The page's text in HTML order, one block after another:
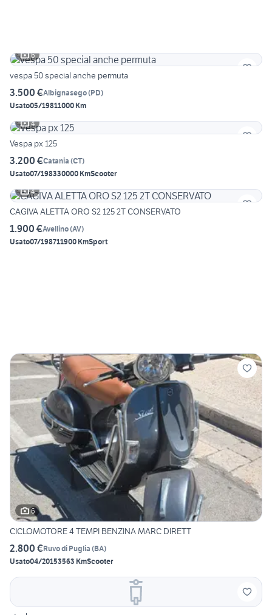
6
vespa 50 special anche permuta
3.500 €Albignasego(PD)
Usato05/19811000 Km
4
Vespa px 125
3.200 €Catania (CT)
Usato07/198330000 KmScooter
4
CAGIVA ALETTA ORO S2 125 2T CONSERVATO
1.900 €Avellino(AV)
Usato07/198711900 KmSport
6
CICLOMOTORE 4 TEMPI BENZINA MARC DIRETT
2.800 €Ruvo di Puglia (BA)
Usato04/20153563 KmScooter